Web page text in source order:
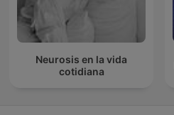
Neurosis en la vida
cotidiana